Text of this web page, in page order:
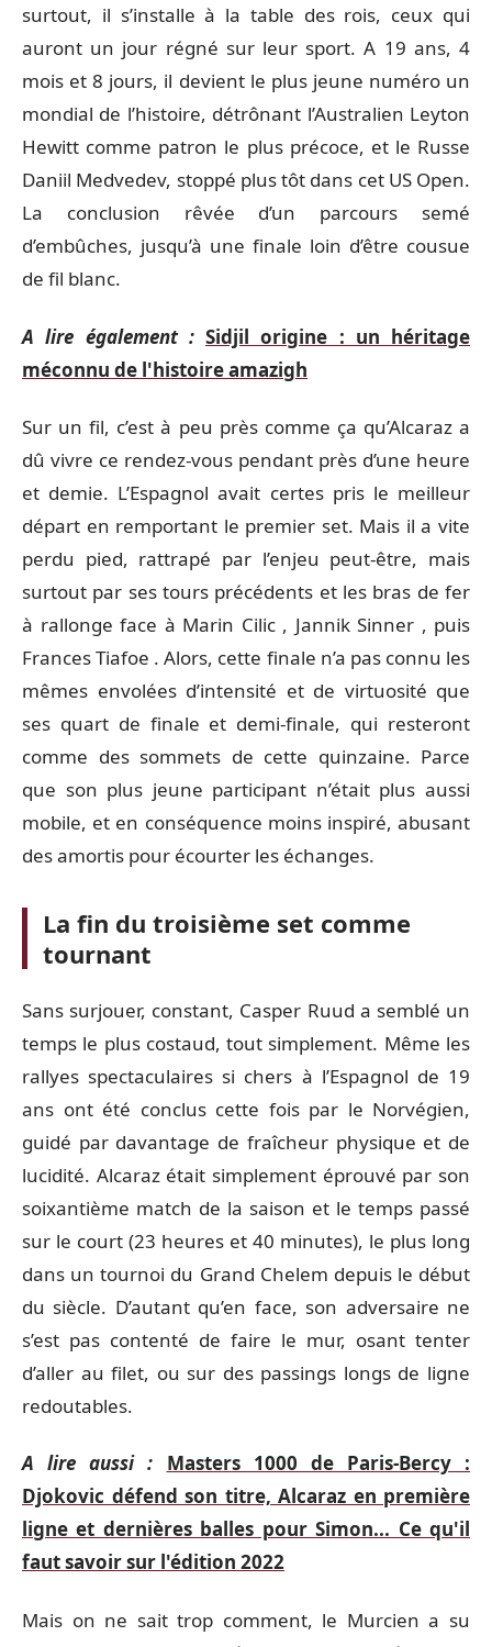
surtout, il s’installe à la table des rois, ceux qui
auront un jour régné sur leur sport. A 19 ans, 4
mois et 8 jours, il devient le plus jeune numéro un
mondial de l’histoire, détrônant l’Australien Leyton
Hewitt comme patron le plus précoce, et le Russe
Daniil Medvedev, stoppé plus tôt dans cet US Open.
La conclusion rêvée d’un parcours semé
d’embûches, jusqu’à une finale loin d’être cousue
de fil blanc.
A lire également : Sidjil origine : un héritage
méconnu de l'histoire amazigh
Sur un fil, c’est à peu près comme ça qu’Alcaraz a
dû vivre ce rendez-vous pendant près d’une heure
et demie. L’Espagnol avait certes pris le meilleur
départ en remportant le premier set. Mais il a vite
perdu pied, rattrapé par l’enjeu peut-être, mais
surtout par ses tours précédents et les bras de fer
à rallonge face à Marin Cilic , Jannik Sinner , puis
Frances Tiafoe . Alors, cette finale n’a pas connu les
mêmes envolées d’intensité et de virtuosité que
ses quart de finale et demi-finale, qui resteront
comme des sommets de cette quinzaine. Parce
que son plus jeune participant n’était plus aussi
mobile, et en conséquence moins inspiré, abusant
des amortis pour écourter les échanges.
La fin du troisième set comme
tournant
Sans surjouer, constant, Casper Ruud a semblé un
temps le plus costaud, tout simplement. Même les
rallyes spectaculaires si chers à l’Espagnol de 19
ans ont été conclus cette fois par le Norvégien,
guidé par davantage de fraîcheur physique et de
lucidité. Alcaraz était simplement éprouvé par son
soixantième match de la saison et le temps passé
sur le court (23 heures et 40 minutes), le plus long
dans un tournoi du Grand Chelem depuis le début
du siècle. D’autant qu’en face, son adversaire ne
s’est pas contenté de faire le mur, osant tenter
d’aller au filet, ou sur des passings longs de ligne
redoutables.
A lire aussi :
Masters 1000 de Paris-Bercy :
Djokovic défend son titre, Alcaraz en première
ligne et dernières balles pour Simon... Ce qu'il
faut savoir sur l'édition 2022
Mais on ne sait trop comment, le Murcien a su